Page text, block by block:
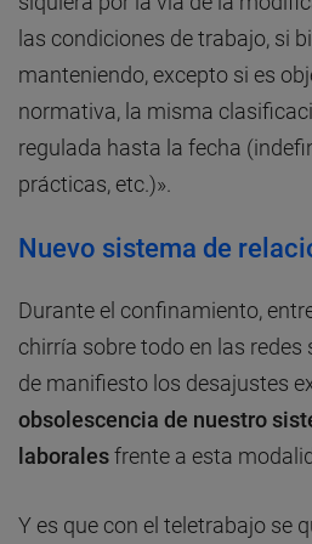
las condiciones de trabajo, si
manteniendo, excepto si es
normativa, la misma
regulada hasta la fecha
prácticas, etc.)».
Nuevo sistema de
Durante el confinamiento,
chirría sobre todo en las redes
de manifiesto los desajustes
obsolescencia de nuestro
laboralesfrente a esta
Y es que con el teletrabajo se